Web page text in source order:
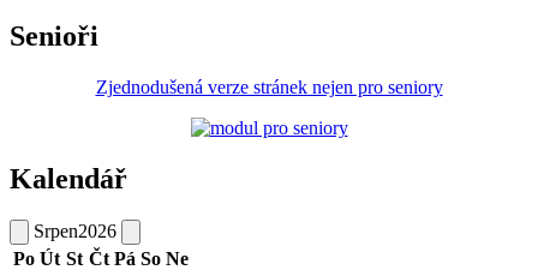
Senioři
Zjednodušená verze stránek nejen pro seniory
Kalendář
Srpen2026
Po Út St Čt Pá So Ne